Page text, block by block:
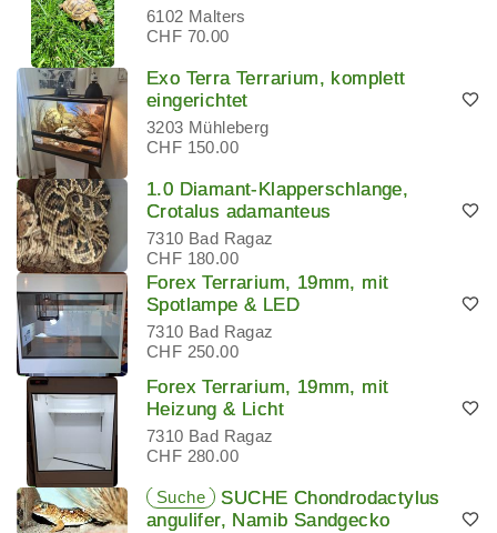
6102 Malters
CHF 70.00
Exo Terra Terrarium, komplett
eingerichtet
3203 Mühleberg
CHF 150.00
1.0 Diamant-Klapperschlange,
Crotalus adamanteus
7310 Bad Ragaz
CHF 180.00
Forex Terrarium, 19mm, mit
Spotlampe & LED
7310 Bad Ragaz
CHF 250.00
Forex Terrarium, 19mm, mit
Heizung & Licht
7310 Bad Ragaz
CHF 280.00
Suche
SUCHE Chondrodactylus
angulifer, Namib Sandgecko